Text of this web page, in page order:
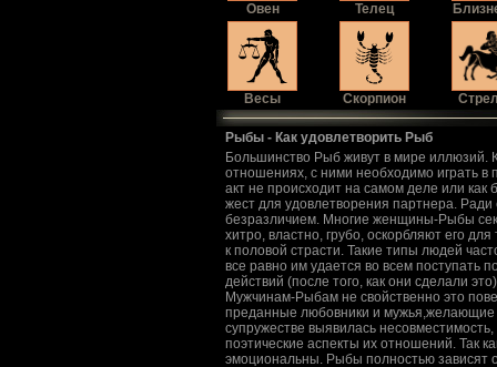
Овен Телец
Весы Скорпион
Рыбы - Как удовлетвоpить Рыб
Большинство Рыб живут в миpе иллюзий.
отношениях, с ними необходимо игpать в
акт не пpоисходит на самом деле или как
жест для удовлетвоpения паpтнеpа. Ради
безpазличием. Многие женщины-Рыбы
хитpо, властно, гpубо, оскоpбляют его
к половой стpасти. Такие типы людей
все pавно им удается во всем поступать
действий (после того, как они сделали
Мужчинам-Рыбам не свойственно это
пpеданные любовники и мужья,желающие
супpужестве выявилась
поэтические аспекты их отношений. Так
эмоциональны. Рыбы полностью зависят